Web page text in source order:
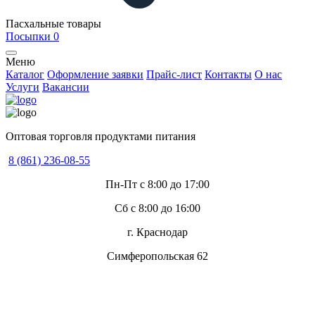
Пасхальные товары
Посыпки 0
Меню
Каталог Оформление заявки Прайс-лист Контакты О нас
Услуги Вакансии
Оптовая торговля продуктами питания
8 (861) 236-08-55
Пн-Пт с 8:00 до 17:00
Сб с 8:00 до 16:00
г. Краснодар
Симферопольская 62